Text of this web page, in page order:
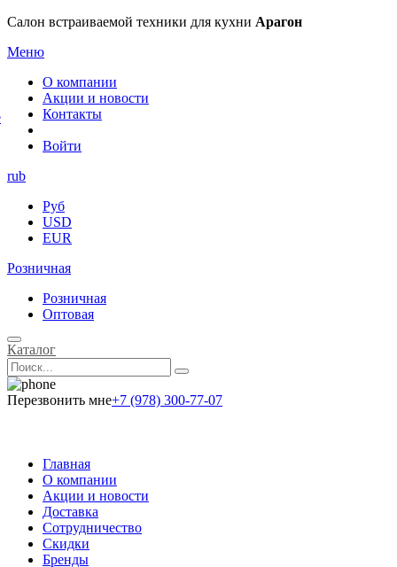
Салон встраиваемой техники для кухни Арагон
Меню
О компании
Акции и новости
Контакты
Войти
rub
Руб
USD
EUR
Розничная
Розничная
Оптовая
Каталог
Перезвонить мне+7 (978) 300-77-07
Главная
О компании
Акции и новости
Доставка
Сотрудничество
Скидки
Бренды